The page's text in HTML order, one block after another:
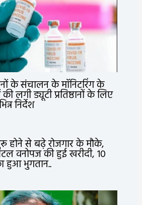
के संचालन के मॉनिटरिंग के
लगी ड्यूटी प्रतिष्ठानों के लिए
निर्देश
होने से बढ़े रोजगार के मौके,
वनोपज की हुई खरीदी, 10
हुआ भुगतान..